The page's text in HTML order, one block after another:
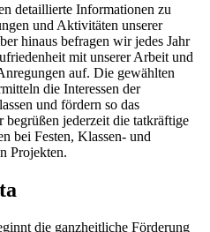
detaillierte Informationen zu
und Aktivitäten unserer
hinaus befragen wir jedes Jahr
mit unserer Arbeit und
auf. Die gewählten
die Interessen der
und fördern so das
jederzeit die tatkräftige
bei Festen, Klassen- und
Projekten.
die ganzheitliche Förderung